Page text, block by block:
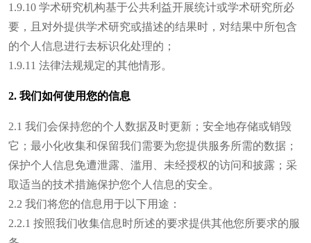
1.9.10 学术研究机构基于公共利益开展统计或学术研究所必
要，且对外提供学术研究或描述的结果时，对结果中所包含
的个人信息进行去标识化处理的；
1.9.11 法律法规规定的其他情形。
2. 我们如何使用您的信息
2.1 我们会保持您的个人数据及时更新；安全地存储或销毁
它；最小化收集和保留我们需要为您提供服务所需的数据；
保护个人信息免遭泄露、滥用、未经授权的访问和披露；采
取适当的技术措施保护您个人信息的安全。
2.2 我们将您的信息用于以下用途：
2.2.1 按照我们收集信息时所述的要求提供其他您所要求的服